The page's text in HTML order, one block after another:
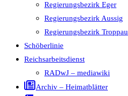
Regierungsbezirk Eger
Regierungsbezirk Aussig
Regierungsbezirk Troppau
Schöberlinie
Reichsarbeitsdienst
RADwJ – mediawiki
Archiv – Heimatblätter